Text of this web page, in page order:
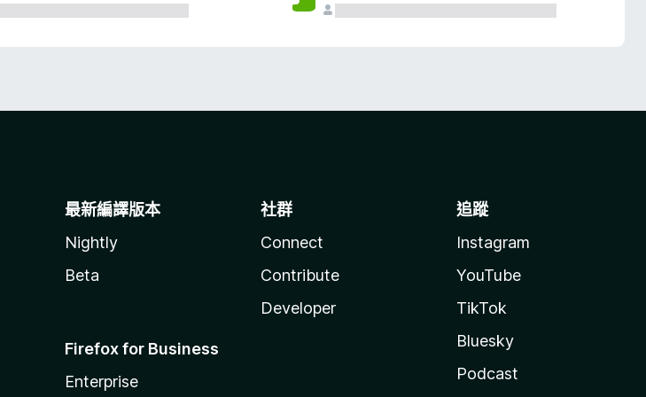
最新編譯版本
Nightly
Beta
Firefox for Business
Enterprise
社群
Connect
Contribute
Developer
追蹤
Instagram
YouTube
TikTok
Bluesky
Podcast